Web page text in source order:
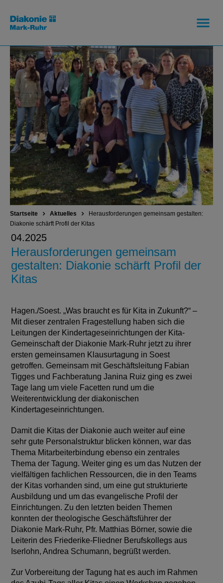
Startseite Aktuelles
Herausforderungen gemeinsam gestalten:
Diakonie schärft Profil der Kitas
04.2025
Herausforderungen gemeinsam
gestalten: Diakonie schärft Profil der
Kitas
Hagen./Soest. „Was braucht es für Kita in Zukunft?“ –
Mit dieser zentralen Fragestellung haben sich die
Leitungen der Kindertageseinrichtungen der Kita-
Gemeinschaft der Diakonie Mark-Ruhr jetzt zu ihrer
ersten gemeinsamen Klausurtagung in Soest
getroffen. Gemeinsam mit Geschäftsleitung Fabian
Tigges und Fachberatung Janina Ruiz ging es zwei
Tage lang um viele Facetten rund um die
Weiterentwicklung der diakonischen
Kindertageseinrichtungen.
Damit die Kitas der Diakonie auch weiter auf eine
sehr gute Personalstruktur blicken können, war das
Thema Mitarbeiterbindung ebenso ein zentrales
Thema der Tagung. Weiter ging es um das Nutzen der
vielfältigen fachlichen Ressourcen, die in den Teams
der Kitas vorhanden sind, um eine gut strukturierte
Ausbildung und um das evangelische Profil der
Einrichtungen. Zu den letzten beiden Themen
konnten der theologische Geschäftsführer der
Diakonie Mark-Ruhr, Pfr. Matthias Börner, sowie die
Leiterin des Friederike-Fliedner Berufskollegs aus
Iserlohn, Andrea Schumann, begrüßt werden.
Zur Vorbereitung der Tagung hat es auch im Rahmen